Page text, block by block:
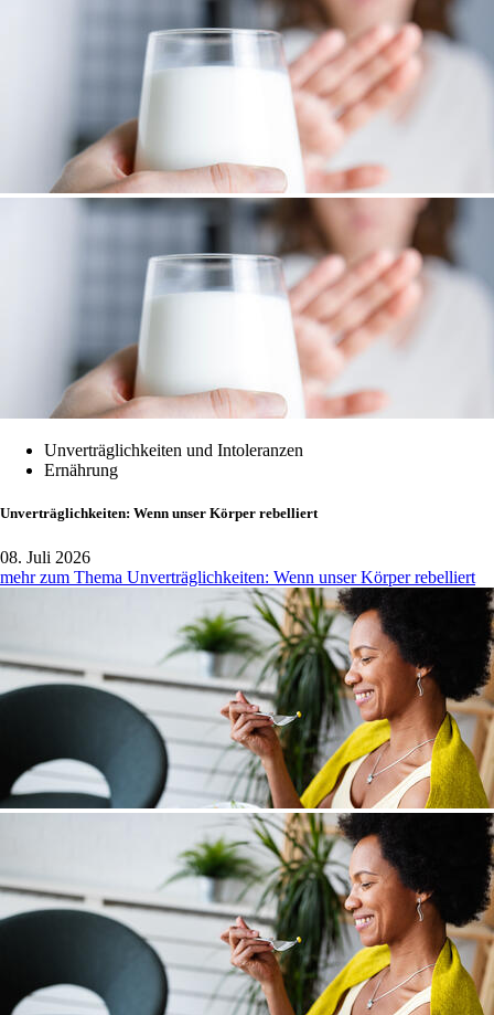
Unverträglichkeiten und Intoleranzen
Ernährung
Unverträglichkeiten: Wenn unser Körper rebelliert
08. Juli 2026
mehr zum Thema Unverträglichkeiten: Wenn unser Körper rebelliert